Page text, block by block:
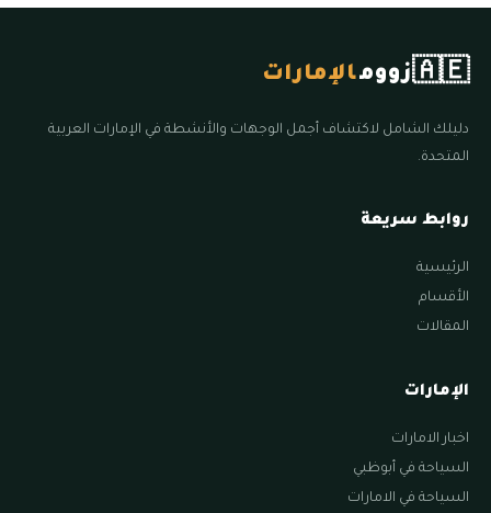
🇦🇪زوومالإمارات
دليلك الشامل لاكتشاف أجمل الوجهات والأنشطة في الإمارات العربية
المتحدة.
روابط سريعة
الرئيسية
الأقسام
المقالات
الإمارات
اخبار الامارات
السياحة في أبوظبي
السياحة في الامارات